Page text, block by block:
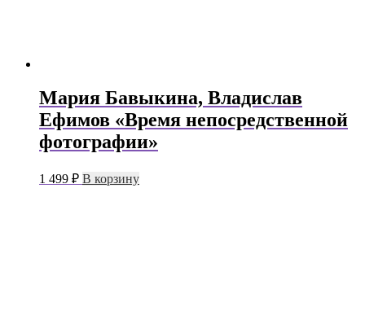
Мария Бавыкина, Владислав
Ефимов «Время непосредственной
фотографии»
1 499 ₽ В корзину